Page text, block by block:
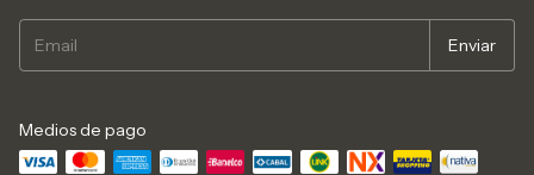
Medios de pago